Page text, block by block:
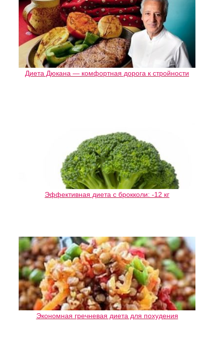
Диета Дюкана — комфортная дорога к стройности
Эффективная диета с брокколи: -12 кг
Экономная гречневая диета для похудения